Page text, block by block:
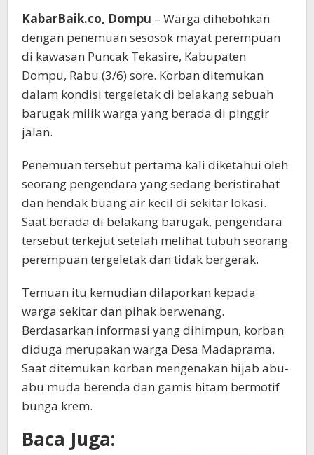
KabarBaik.co, Dompu – Warga dihebohkan
dengan penemuan sesosok mayat perempuan
di kawasan Puncak Tekasire, Kabupaten
Dompu, Rabu (3/6) sore. Korban ditemukan
dalam kondisi tergeletak di belakang sebuah
barugak milik warga yang berada di pinggir
jalan.
Penemuan tersebut pertama kali diketahui oleh
seorang pengendara yang sedang beristirahat
dan hendak buang air kecil di sekitar lokasi.
Saat berada di belakang barugak, pengendara
tersebut terkejut setelah melihat tubuh seorang
perempuan tergeletak dan tidak bergerak.
Temuan itu kemudian dilaporkan kepada
warga sekitar dan pihak berwenang.
Berdasarkan informasi yang dihimpun, korban
diduga merupakan warga Desa Madaprama.
Saat ditemukan korban mengenakan hijab abu-
abu muda berenda dan gamis hitam bermotif
bunga krem.
Baca Juga: